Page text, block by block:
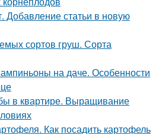
Добавление статьи в новую
сортов груш. Сорта
на даче. Особенности
в квартире. Выращивание
Как посадить картофель